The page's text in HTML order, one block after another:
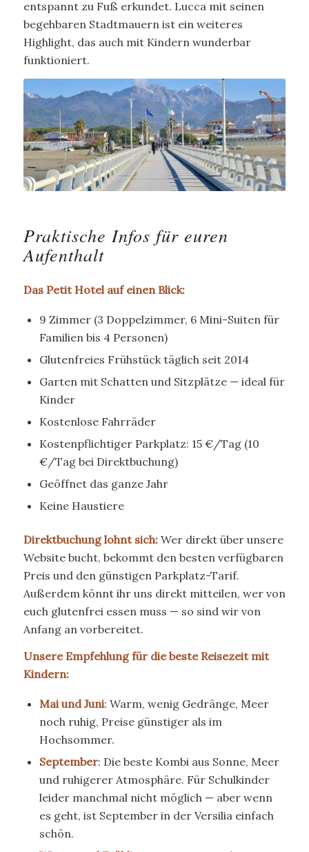
entspannt zu Fuß erkundet. Lucca mit seinen
begehbaren Stadtmauern ist ein weiteres
Highlight, das auch mit Kindern wunderbar
funktioniert.
Praktische Infos für euren
Aufenthalt
Das Petit Hotel auf einen Blick:
9 Zimmer (3 Doppelzimmer, 6 Mini-Suiten für
Familien bis 4 Personen)
Glutenfreies Frühstück täglich seit 2014
Garten mit Schatten und Sitzplätze — ideal für
Kinder
Kostenlose Fahrräder
Kostenpflichtiger Parkplatz: 15 €/Tag (10
€/Tag bei Direktbuchung)
Geöffnet das ganze Jahr
Keine Haustiere
Direktbuchung lohnt sich:Wer direkt über unsere
Website bucht, bekommt den besten verfügbaren
Preis und den günstigen Parkplatz-Tarif.
Außerdem könnt ihr uns direkt mitteilen, wer von
euch glutenfrei essen muss — so sind wir von
Anfang an vorbereitet.
Unsere Empfehlung für die beste Reisezeit mit
Kindern:
Mai und Juni: Warm, wenig Gedränge, Meer
noch ruhig, Preise günstiger als im
Hochsommer.
September: Die beste Kombi aus Sonne, Meer
und ruhigerer Atmosphäre. Für Schulkinder
leider manchmal nicht möglich — aber wenn
es geht, ist September in der Versilia einfach
schön.